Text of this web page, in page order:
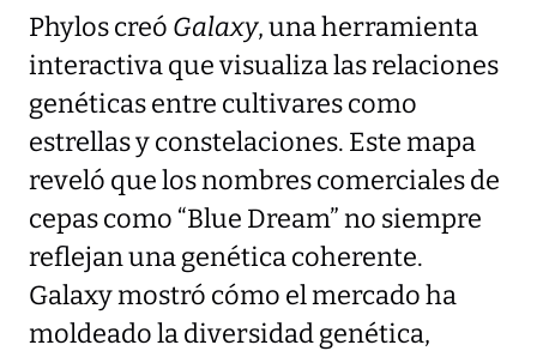
Phylos creó Galaxy, una herramienta
interactiva que visualiza las relaciones
genéticas entre cultivares como
estrellas y constelaciones. Este mapa
reveló que los nombres comerciales de
cepas como “Blue Dream” no siempre
reflejan una genética coherente.
Galaxy mostró cómo el mercado ha
moldeado la diversidad genética,